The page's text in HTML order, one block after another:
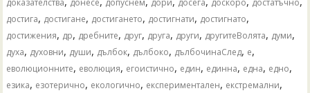
доказателства донесе допуснем дори досега доскоро достатъчно
достига, достигане, достигането, достигнати, достигнато,
достижения, др, дребните, друг, друга, други, другитеВолята, думи,
духа, духовни, души, дълбок, дълбоко, дълбочинаСлед, е,
еволюционните, еволюция, егоистично, един, единна, една, едно,
езика, езотерично, екологично, експериментален, екстремални,